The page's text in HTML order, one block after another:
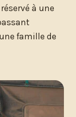
à une
famille de